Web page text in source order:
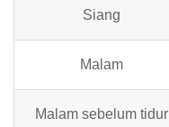
Siang
Malam
Malam sebelum tidur